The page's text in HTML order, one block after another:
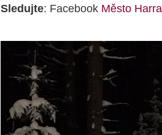
Sledujte: Facebook Město